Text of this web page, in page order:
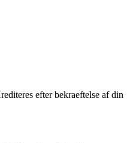
efter bekraeftelse af din